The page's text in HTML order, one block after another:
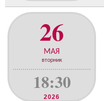
26
МАЯ
вторник
18:30
2026